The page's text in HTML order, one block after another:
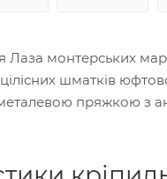
Лаза монтерських
шматків
пряжкою з